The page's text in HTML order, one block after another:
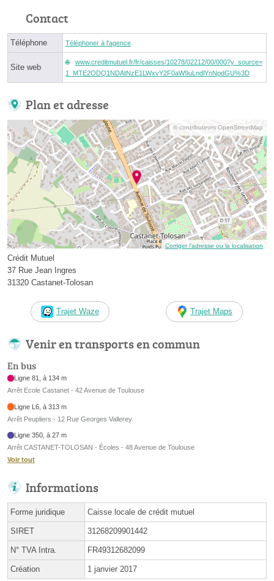
Contact
Téléphone Téléphoner à l'agence
Site web
www.creditmutuel.fr/fr/caisses/10278/02212/00/000?y_source=
1_MTE2ODQ1NDAtNzE1LWxvY2F0aW9uLndlYnNpdGU%3D
Plan et adresse
© contributeurs OpenStreetMap
Corriger l’adresse ou la localisation
Crédit Mutuel
37 Rue Jean Ingres
31320 Castanet-Tolosan
Trajet Waze Trajet Maps
Venir en transports en commun
En bus
Ligne 81, à 134 m
Arrêt Ecole Castanet - 42 Avenue de Toulouse
Ligne L6, à 313 m
Arrêt Peupliers - 12 Rue Georges Vallerey
Ligne 350, à 27 m
Arrêt CASTANET-TOLOSAN - Écoles - 48 Avenue de Toulouse
Voir tout
Informations
Forme juridique Caisse locale de crédit mutuel
SIRET 31268209901442
N° TVA Intra. FR49312682099
Création 1 janvier 2017